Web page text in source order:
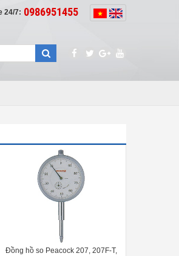
24/7: 0986951455
Đồng hồ so Peacock 207, 207F-T,